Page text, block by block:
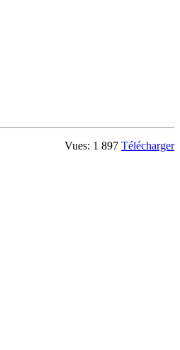
Vues: 1 897 Télécharger